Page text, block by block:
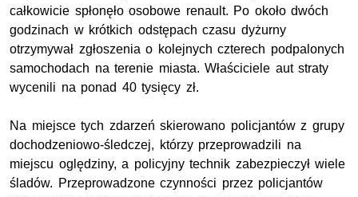
całkowicie spłonęło osobowe renault. Po około dwóch
godzinach w krótkich odstępach czasu dyżurny
otrzymywał zgłoszenia o kolejnych czterech podpalonych
samochodach na terenie miasta. Właściciele aut straty
wycenili na ponad 40 tysięcy zł.
Na miejsce tych zdarzeń skierowano policjantów z grupy
dochodzeniowo-śledczej, którzy przeprowadzili na
miejscu oględziny, a policyjny technik zabezpieczył wiele
śladów. Przeprowadzone czynności przez policjantów